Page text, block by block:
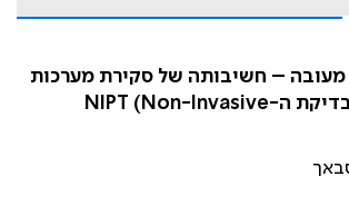
מעובה – חשיבותה של סקירת מערכות
מוקדמת בעידן בדיקת ה-NIPT (Non-Invasive